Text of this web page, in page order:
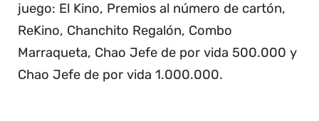
juego: El Kino, Premios al número de cartón,
ReKino, Chanchito Regalón, Combo
Marraqueta, Chao Jefe de por vida 500.000 y
Chao Jefe de por vida 1.000.000.